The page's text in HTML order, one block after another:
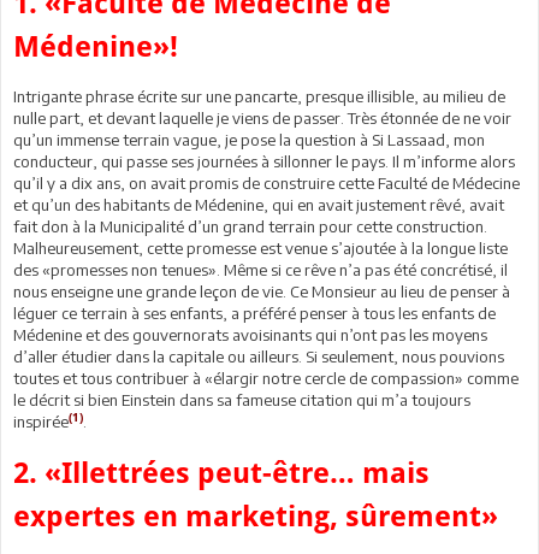
Médenine»!
Intrigante phrase écrite sur une pancarte, presque illisible, au milieu de
nulle part, et devant laquelle je viens de passer. Très étonnée de ne voir
qu’un immense terrain vague, je pose la question à Si Lassaad, mon
conducteur, qui passe ses journées à sillonner le pays. Il m’informe alors
qu’il y a dix ans, on avait promis de construire cette Faculté de Médecine
et qu’un des habitants de Médenine, qui en avait justement rêvé, avait
fait don à la Municipalité d’un grand terrain pour cette construction.
Malheureusement, cette promesse est venue s’ajoutée à la longue liste
des «promesses non tenues». Même si ce rêve n’a pas été concrétisé, il
nous enseigne une grande leçon de vie. Ce Monsieur au lieu de penser à
léguer ce terrain à ses enfants, a préféré penser à tous les enfants de
Médenine et des gouvernorats avoisinants qui n’ont pas les moyens
d’aller étudier dans la capitale ou ailleurs. Si seulement, nous pouvions
toutes et tous contribuer à «élargir notre cercle de compassion» comme
le décrit si bien Einstein dans sa fameuse citation qui m’a toujours
inspirée(1)
2. «Illettrées peut-être… mais
expertes en marketing, sûrement»